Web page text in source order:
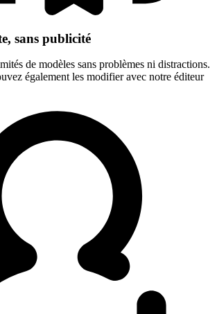
sans publicité
de modèles sans problèmes ni distractions.
également les modifier avec notre éditeur